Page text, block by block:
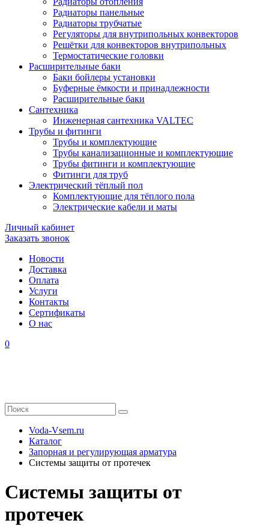
Радиаторы панельные
Радиаторы трубчатые
Регуляторы для внутрипольных конвекторов
Решётки для конвекторов внутрипольных
Термостатические головки
Расширительные баки
Баки бойлеры установки
Буферные ёмкости и принадлежности
Расширительные баки
Сантехника
Инженерная сантехника VALTEC
Трубы и фитинги
Трубы и комплектующие
Трубы канализационные и комплектующие
Трубы фитинги и комплектующие
Фитинги для труб
Электрический тёплый пол
Комплектующие для тёплого пола
Электрические кабели и маты
Личный кабинет
Заказать звонок
Новости
Доставка
Оплата
Услуги
Контакты
Cертификаты
О нас
0
Voda-Vsem.ru
Каталог
Запорная и регулирующая арматура
Системы защиты от протечек
Системы защиты от
протечек